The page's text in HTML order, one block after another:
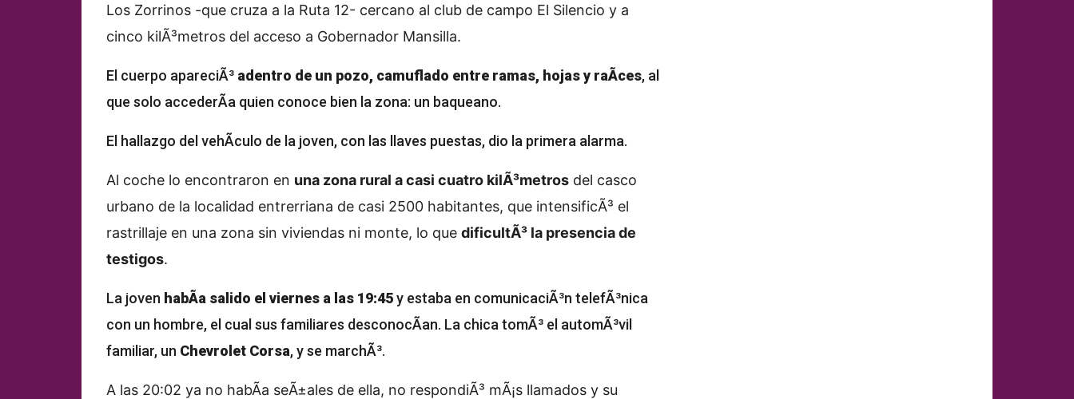
Los Zorrinos -que cruza a la Ruta 12- cercano al club de campo El Silencio y a
cinco kilÃ³metros del acceso a Gobernador Mansilla.
El cuerpo apareciÃ³ adentro de un pozo, camuflado entre ramas, hojas y raÃ­ces, al
que solo accederÃ­a quien conoce bien la zona: un baqueano.
El hallazgo del vehÃ­culo de la joven, con las llaves puestas, dio la primera alarma.
Al coche lo encontraron en una zona rural a casi cuatro kilÃ³metros del casco
urbano de la localidad entrerriana de casi 2500 habitantes, que intensificÃ³ el
rastrillaje en una zona sin viviendas ni monte, lo que dificultÃ³ la presencia de
testigos.
La joven habÃ­a salido el viernes a las 19:45y estaba en comunicaciÃ³n telefÃ³nica
con un hombre, el cual sus familiares desconocÃ­an. La chica tomÃ³ el automÃ³vil
familiar, un Chevrolet Corsa, y se marchÃ³.
A las 20:02 ya no habÃ­a seÃ±ales de ella, no respondiÃ³ mÃ¡s llamados y su